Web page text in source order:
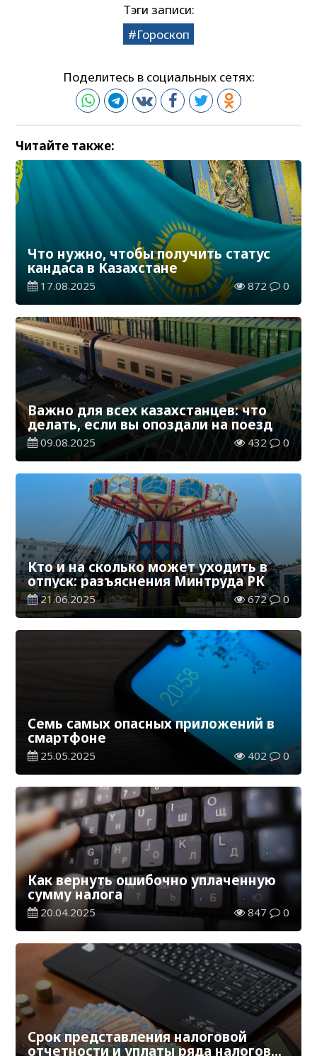
Тэги записи:
Гороскоп
Поделитесь в социальных сетях:
Читайте также:
Что нужно, чтобы получить статус
кандаса в Казахстане
17.08.2025 872 0
Важно для всех казахстанцев: что
делать, если вы опоздали на поезд
09.08.2025 432 0
Кто и на сколько может уходить в
отпуск: разъяснения Минтруда РК
21.06.2025 672 0
Семь самых опасных приложений в
смартфоне
25.05.2025 402 0
Как вернуть ошибочно уплаченную
сумму налога
20.04.2025 847 0
Срок представления налоговой
отчетности и уплаты ряда налогов